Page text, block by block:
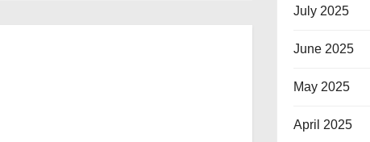
July 2025
June 2025
May 2025
April 2025